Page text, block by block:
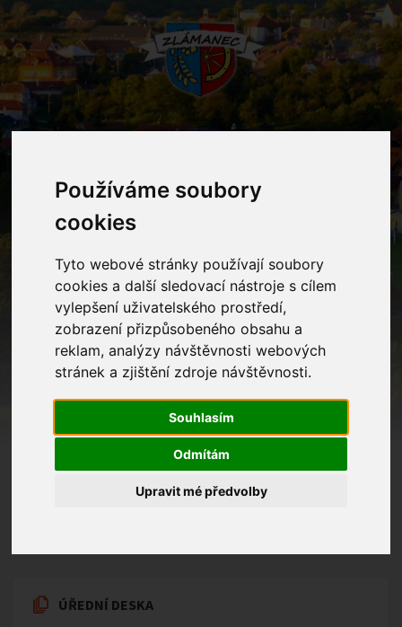
Používáme soubory
cookies
Tyto webové stránky používají soubory
cookies a další sledovací nástroje s cílem
vylepšení uživatelského prostředí,
zobrazení přizpůsobeného obsahu a
reklam, analýzy návštěvnosti webových
stránek a zjištění zdroje návštěvnosti.
Souhlasím
Odmítám
Upravit mé předvolby
Oznámení
Home Oznámení Třídní fotografování
Třídní fotografování
PO 26. 5. 2025 od 8.30 hod.Děti přivádějte, prosím,
již slavnostně ustrojeny, po vyfotografování se
převléknou do svých školních věcí. Děkujeme.
20.05.2025 v kategorii Mateřská školka
ÚŘEDNÍ DESKA